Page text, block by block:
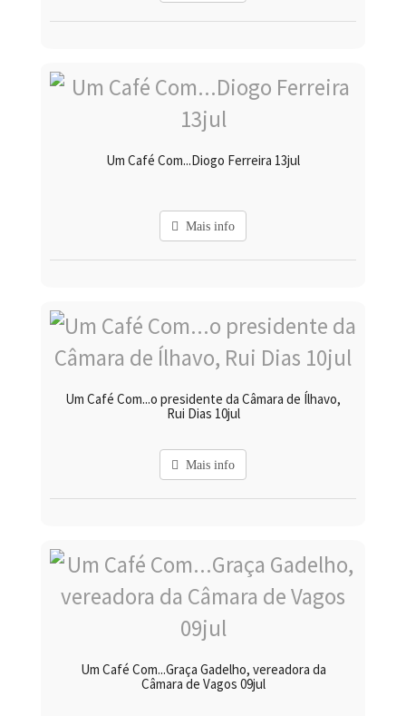
Um Café Com...Diogo Ferreira 13jul
Mais info
Um Café Com...o presidente da Câmara de Ílhavo,
Rui Dias 10jul
Mais info
Um Café Com...Graça Gadelho, vereadora da
Câmara de Vagos 09jul